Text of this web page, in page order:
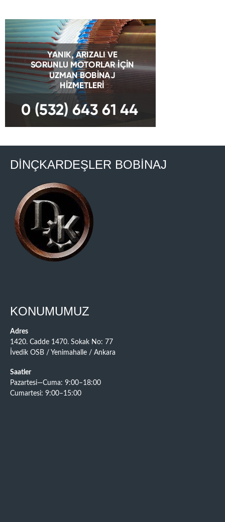
DİNÇKARDEŞLER BOBİNAJ
KONUMUMUZ
Adres
1420. Cadde 1470. Sokak No: 77
İvedik OSB / Yenimahalle / Ankara
Saatler
Pazartesi—Cuma: 9:00–18:00
Cumartesi: 9:00–15:00